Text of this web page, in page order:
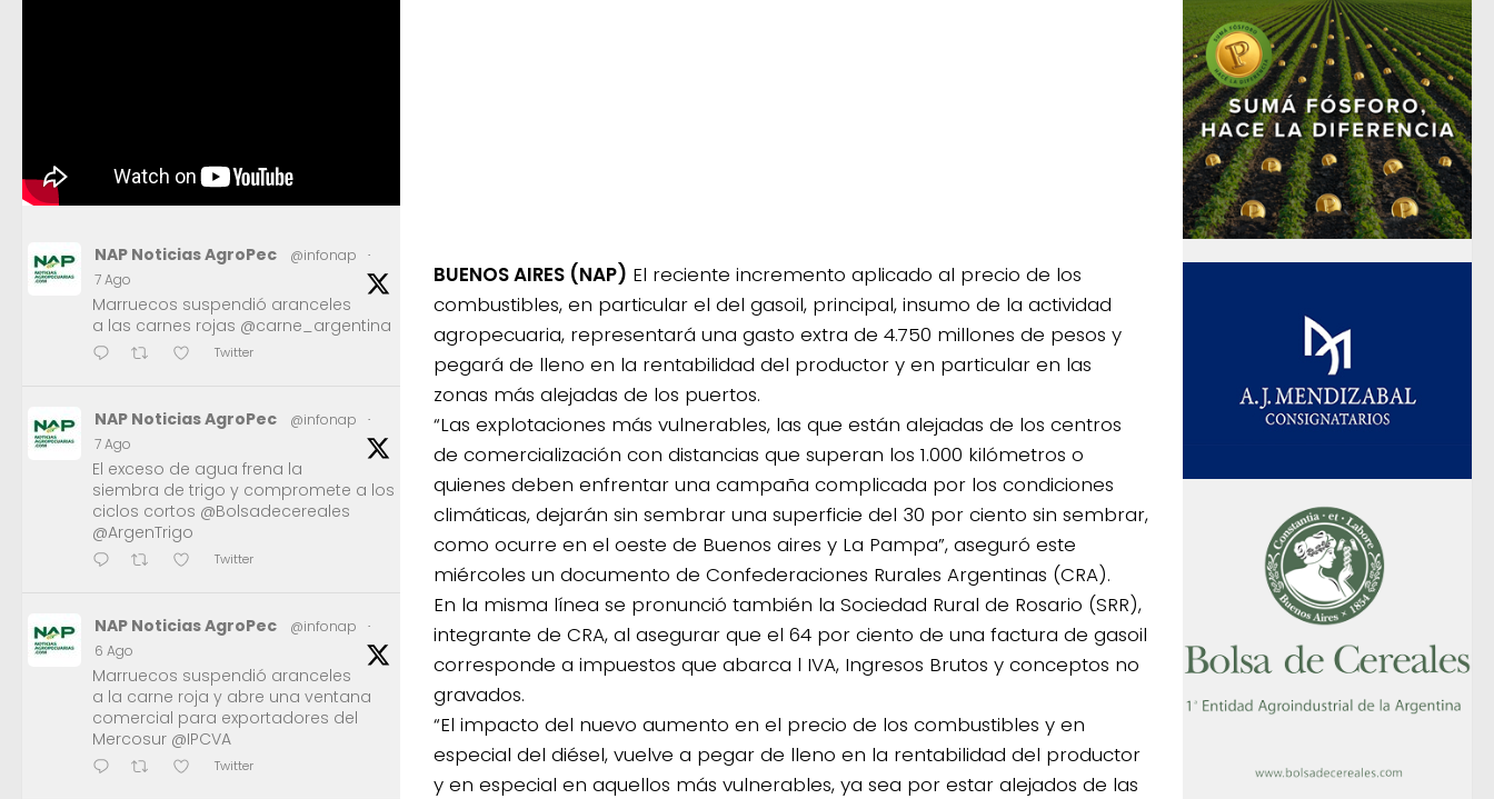
BUENOS AIRES (NAP) El reciente incremento aplicado al precio de los
combustibles, en particular el del gasoil, principal, insumo de la actividad
agropecuaria, representará una gasto extra de 4.750 millones de pesos y
pegará de lleno en la rentabilidad del productor y en particular en las
zonas más alejadas de los puertos.
“Las explotaciones más vulnerables, las que están alejadas de los centros
de comercialización con distancias que superan los 1.000 kilómetros o
quienes deben enfrentar una campaña complicada por los condiciones
climáticas, dejarán sin sembrar una superficie del 30 por ciento sin sembrar,
como ocurre en el oeste de Buenos aires y La Pampa”, aseguró este
miércoles un documento de Confederaciones Rurales Argentinas (CRA).
En la misma línea se pronunció también la Sociedad Rural de Rosario (SRR),
integrante de CRA, al asegurar que el 64 por ciento de una factura de gasoil
corresponde a impuestos que abarca l IVA, Ingresos Brutos y conceptos no
gravados.
“El impacto del nuevo aumento en el precio de los combustibles y en
especial del diésel, vuelve a pegar de lleno en la rentabilidad del productor
y en especial en aquellos más vulnerables, ya sea por estar alejados de las
NAP Noticias AgroPec @infonap
·
7 Ago
Marruecos suspendió aranceles
a las carnes rojas @carne_argentina
Twitter
NAP Noticias AgroPec @infonap
·
7 Ago
El exceso de agua frena la
siembra de trigo y compromete a los
ciclos cortos @Bolsadecereales
@ArgenTrigo
Twitter
NAP Noticias AgroPec @infonap
·
6 Ago
Marruecos suspendió aranceles
a la carne roja y abre una ventana
comercial para exportadores del
Mercosur @IPCVA
Twitter